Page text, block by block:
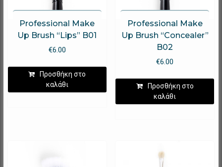
Professional Make
Up Brush “Lips” B01
€6.00
Προσθήκη στο
καλάθι
Professional Make
Up Brush “Concealer”
B02
€6.00
Προσθήκη στο
καλάθι